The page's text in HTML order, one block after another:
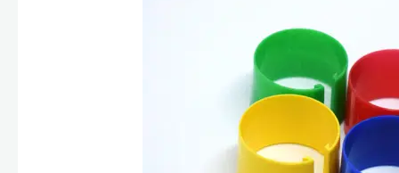
Средства
Средства
Средства